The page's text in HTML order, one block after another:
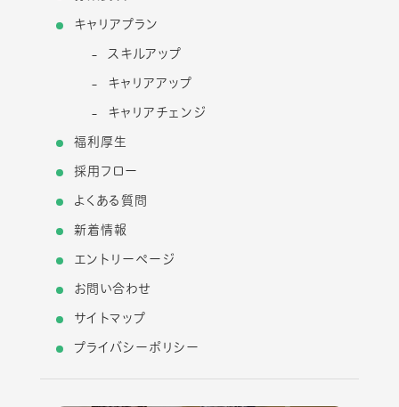
キャリアプラン
スキルアップ
キャリアアップ
キャリアチェンジ
福利厚生
採用フロー
よくある質問
新着情報
エントリーページ
お問い合わせ
サイトマップ
プライバシーポリシー